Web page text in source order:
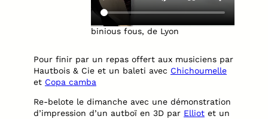
binious fous, de Lyon
Pour finir par un repas offert aux musiciens par
Hautbois & Cie et un baleti avec Chichoumelle
et Copa camba
Re-belote le dimanche avec une démonstration
d’impression d’un autboï en 3D par Elliot et un